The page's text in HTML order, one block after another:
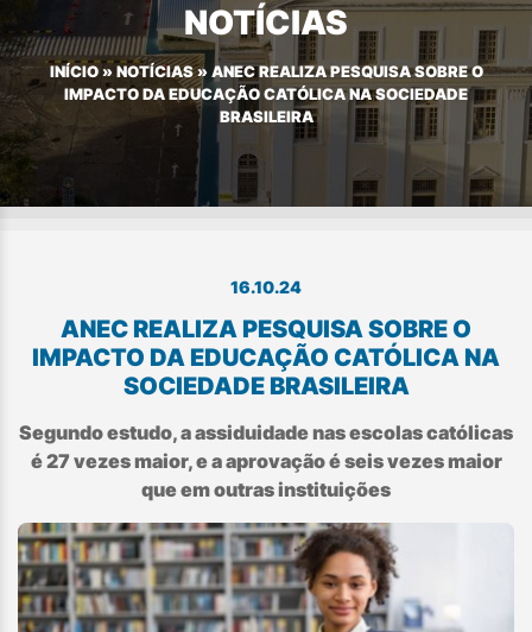
NOTÍCIAS
INÍCIO» NOTÍCIAS» ANEC REALIZA PESQUISA SOBRE O
IMPACTO DA EDUCAÇÃO CATÓLICA NA SOCIEDADE
BRASILEIRA
16.10.24
ANEC REALIZA PESQUISA SOBRE O
IMPACTO DA EDUCAÇÃO CATÓLICA NA
SOCIEDADE BRASILEIRA
Segundo estudo, a assiduidade nas escolas católicas
é 27 vezes maior, e a aprovação é seis vezes maior
que em outras instituições